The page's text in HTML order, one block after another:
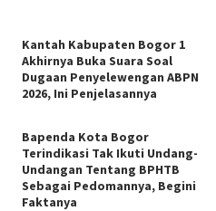
Kantah Kabupaten Bogor 1
Akhirnya Buka Suara Soal
Dugaan Penyelewengan ABPN
2026, Ini Penjelasannya
Bapenda Kota Bogor
Terindikasi Tak Ikuti Undang-
Undangan Tentang BPHTB
Sebagai Pedomannya, Begini
Faktanya